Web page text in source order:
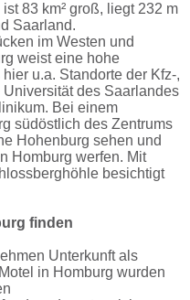
83 km² groß, liegt 232 m
Saarland.
im Westen und
weist eine hohe
u.a. Standorte der Kfz-,
des Saarlandes
Bei einem
südöstlich des Zentrums
Hohenburg sehen und
Homburg werfen. Mit
besichtigt
finden
Unterkunft als
in Homburg wurden